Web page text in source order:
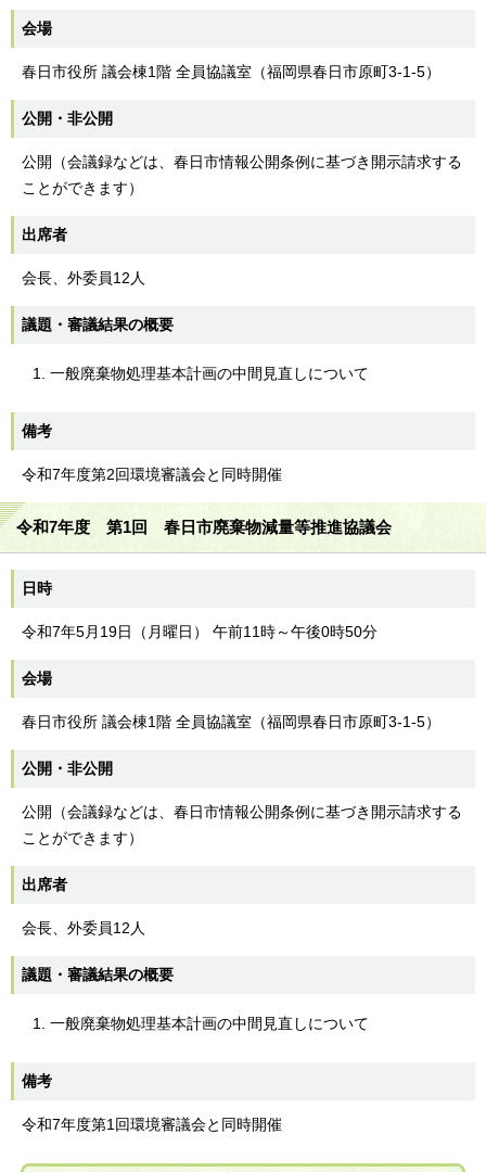
会場
春日市役所 議会棟1階 全員協議室（福岡県春日市原町3-1-5）
公開・非公開
公開（会議録などは、春日市情報公開条例に基づき開示請求する
ことができます）
出席者
会長、外委員12人
議題・審議結果の概要
一般廃棄物処理基本計画の中間見直しについて
備考
令和7年度第2回環境審議会と同時開催
令和7年度 第1回 春日市廃棄物減量等推進協議会
日時
令和7年5月19日（月曜日） 午前11時～午後0時50分
会場
春日市役所 議会棟1階 全員協議室（福岡県春日市原町3-1-5）
公開・非公開
公開（会議録などは、春日市情報公開条例に基づき開示請求する
ことができます）
出席者
会長、外委員12人
議題・審議結果の概要
一般廃棄物処理基本計画の中間見直しについて
備考
令和7年度第1回環境審議会と同時開催